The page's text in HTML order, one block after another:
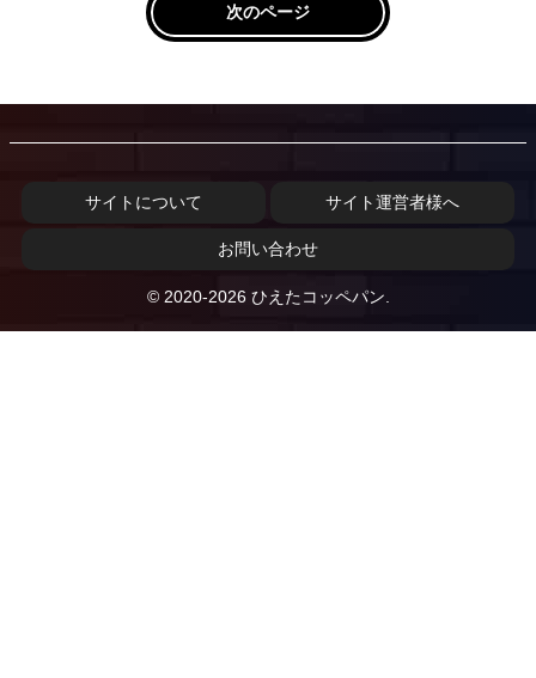
次のページ
サイトについて サイト運営者様へ
お問い合わせ
© 2020-2026 ひえたコッペパン.